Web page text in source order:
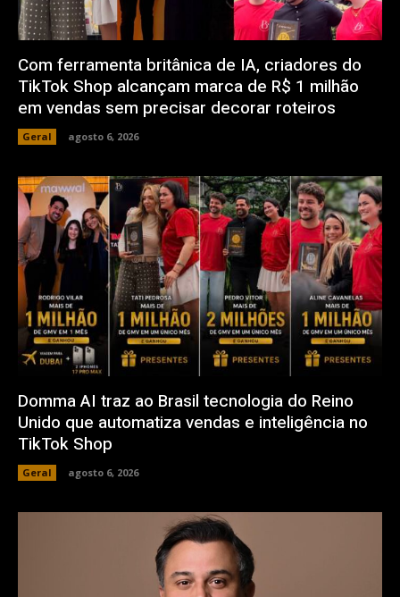
Com ferramenta britânica de IA, criadores do
TikTok Shop alcançam marca de R$ 1 milhão
em vendas sem precisar decorar roteiros
Geral agosto 6, 2026
Domma AI traz ao Brasil tecnologia do Reino
Unido que automatiza vendas e inteligência no
TikTok Shop
Geral agosto 6, 2026